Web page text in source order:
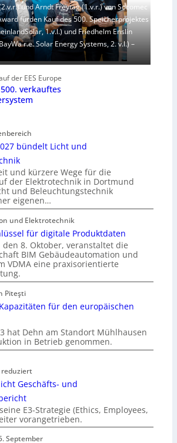
und Arndt Freytag (1.v.r.) von Socomec
fürden Kauf des 500. Speicherprojektes
1.v.l.) und Friedhelm Enslin
r.e. Solar Energy Systems, 2. v.l.) –
der EES Europe
verkauftes
bündelt Licht und
und kürzere Wege für die
der Elektrotechnik in Dortmund
und Beleuchtungstechnik
eigenen…
und Elektrotechnik
für digitale Produktdaten
den 8. Oktober, veranstaltet die
BIM Gebäudeautomation und
VDMA eine praxisorientierte
Piteşti
für den europäischen
hat Dehn am Standort Mühlhausen
in Betrieb genommen.
reduziert
Geschäfts- und
E3-Strategie (Ethics, Employees,
vorangetrieben.
September